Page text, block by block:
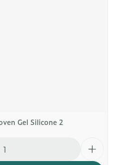
Gel Silicone 2